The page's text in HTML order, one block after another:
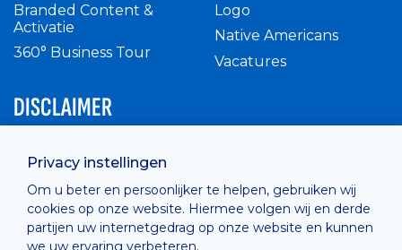
Privacy instellingen
Om u beter en persoonlijker te helpen, gebruiken wij
cookies op onze website. Hiermee volgen wij en derde
partijen uw internetgedrag op onze website en kunnen
we uw ervaring verbeteren.
Branded Content &
Activatie
360° Business Tour
Logo
Native Americans
Vacatures
DISCLAIMER
Privacy Policy
Cashless
verkoopsvoorwaarden
Cookie Policy